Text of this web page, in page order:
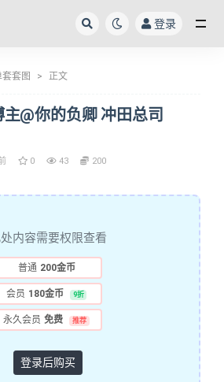
登录
套套图 正文
@你的负卿 冲田总司
0 43 200
内容需要权限查看
普通 200金币
会员 180金币 9折
永久会员 免费 推荐
登录后购买